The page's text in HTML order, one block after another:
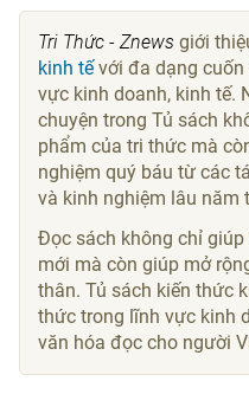
Tri Thức - Znews giới
kinh tếvới đa dạng cuốn
vực kinh doanh, kinh tế.
chuyện trong Tủ sách
phẩm của tri thức mà
nghiệm quý báu từ các
và kinh nghiệm lâu năm
Đọc sách không chỉ
mới mà còn giúp mở
thân. Tủ sách kiến thức
thức trong lĩnh vực kinh
văn hóa đọc cho người